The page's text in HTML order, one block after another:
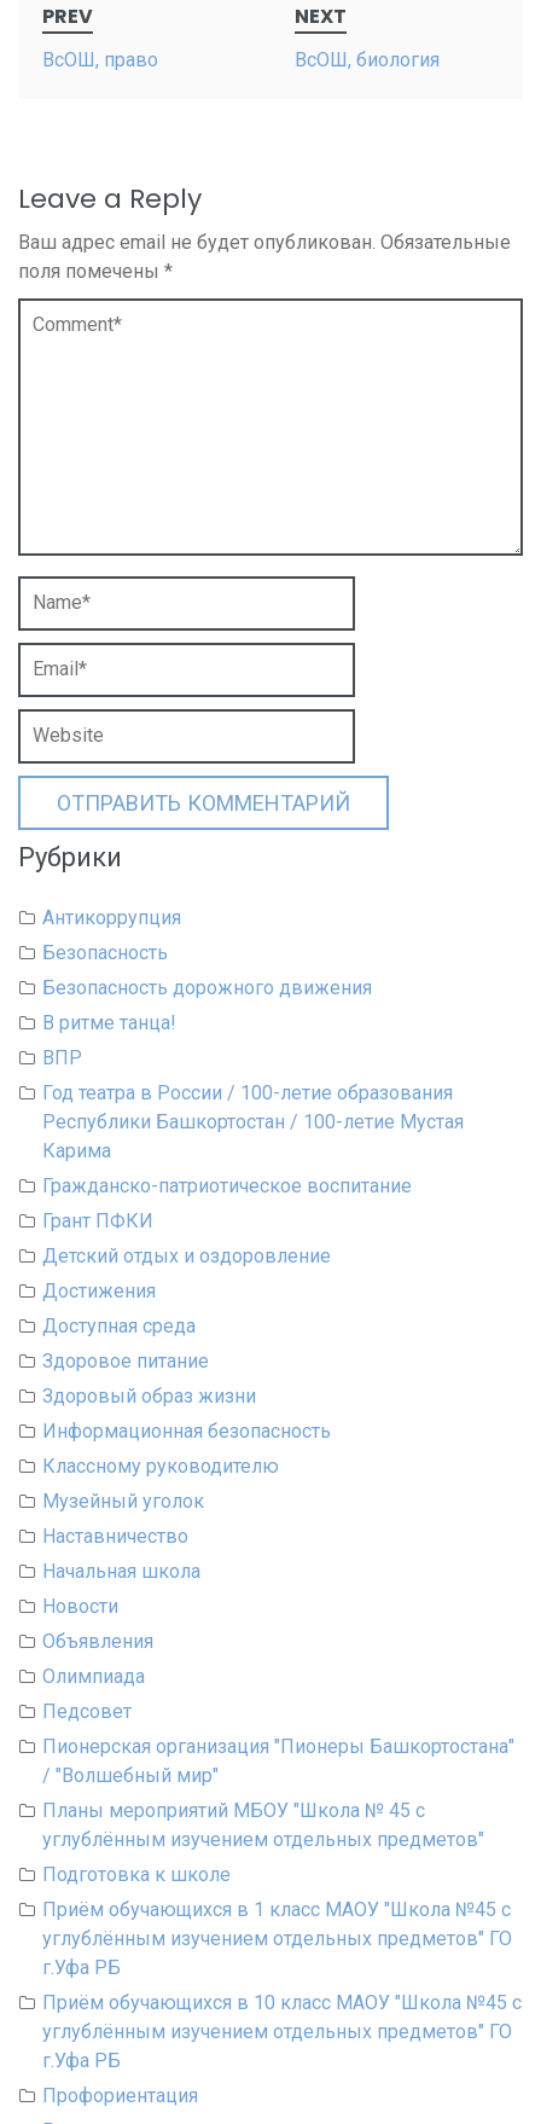
navigation
PREV
ВсОШ, право
NEXT
ВсОШ, биология
Leave a Reply
Ваш адрес email не будет опубликован. Обязательные
поля помечены *
Рубрики
Антикоррупция
Безопасность
Безопасность дорожного движения
В ритме танца!
ВПР
Год театра в России / 100-летие образования
Республики Башкортостан / 100-летие Мустая
Карима
Гражданско-патриотическое воспитание
Грант ПФКИ
Детский отдых и оздоровление
Достижения
Доступная среда
Здоровое питание
Здоровый образ жизни
Информационная безопасность
Классному руководителю
Музейный уголок
Наставничество
Начальная школа
Новости
Объявления
Олимпиада
Педсовет
Пионерская организация "Пионеры Башкортостана"
/ "Волшебный мир"
Планы мероприятий МБОУ "Школа № 45 с
углублённым изучением отдельных предметов"
Подготовка к школе
Приём обучающихся в 1 класс МАОУ "Школа №45 с
углублённым изучением отдельных предметов" ГО
г.Уфа РБ
Приём обучающихся в 10 класс МАОУ "Школа №45 с
углублённым изучением отдельных предметов" ГО
г.Уфа РБ
Профориентация